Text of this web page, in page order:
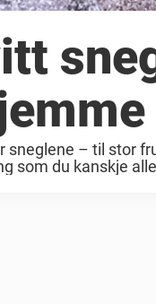
sneglene – til stor
som du kanskje